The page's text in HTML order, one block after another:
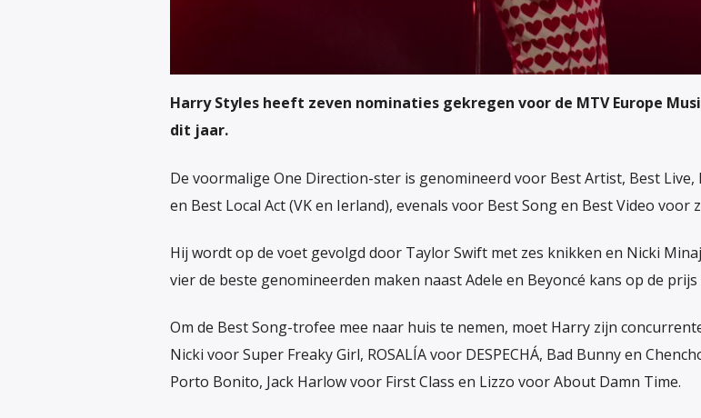
Harry Styles heeft zeven nominaties gekregen voor de MTV Europe
dit jaar.
De voormalige One Direction-ster is genomineerd voor Best Artist, Best Live,
en Best Local Act (VK en Ierland), evenals voor Best Song en Best Video voor
Hij wordt op de voet gevolgd door Taylor Swift met zes knikken en Nicki Minaj
vier de beste genomineerden maken naast Adele en Beyoncé kans op de
Om de Best Song-trofee mee naar huis te nemen, moet Harry zijn
Nicki voor Super Freaky Girl, ROSALÍA voor DESPECHÁ, Bad Bunny en
Porto Bonito, Jack Harlow voor First Class en Lizzo voor About Damn Time.